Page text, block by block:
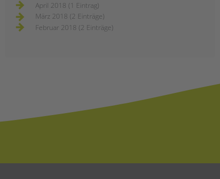
April 2018 (1 Eintrag)
März 2018 (2 Einträge)
Februar 2018 (2 Einträge)